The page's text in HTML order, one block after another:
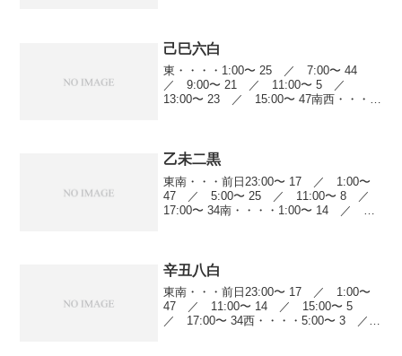
己巳六白
東・・・・1:00〜 25 ／ 7:00〜 44
／ 9:00〜 21 ／ 11:00〜 5 ／
13:00〜 23 ／ 15:00〜 47南西・・・前
乙未二黒
東南・・・前日23:00〜 17 ／ 1:00〜
47 ／ 5:00〜 25 ／ 11:00〜 8 ／
17:00〜 34南・・・・1:00〜 14 ／
辛丑八白
東南・・・前日23:00〜 17 ／ 1:00〜
47 ／ 11:00〜 14 ／ 15:00〜 5
／ 17:00〜 34西・・・・5:00〜 3 ／